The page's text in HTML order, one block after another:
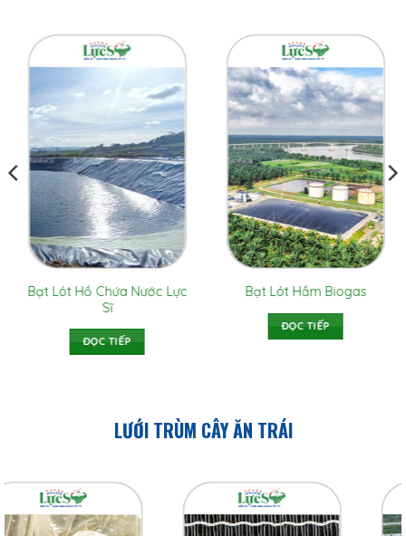
TÌM HIỂU NGAY TÌM HIỂU NGAY
Bạt Lót Hồ Tôm HDPE
ĐỌC TIẾP
Bạt Lót Hồ Chứa Nước Lực
ĐỌC TIẾP
LƯỚI TRÙM CÂY ĂN TRÁI